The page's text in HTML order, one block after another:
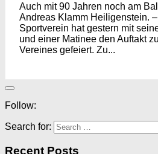
Auch mit 90 Jahren noch am
Andreas Klamm Heiligenstein.
Sportverein hat gestern mit
und einer Matinee den Auftakt
Vereines gefeiert. Zu...
Follow:
Search for:
Recent Posts